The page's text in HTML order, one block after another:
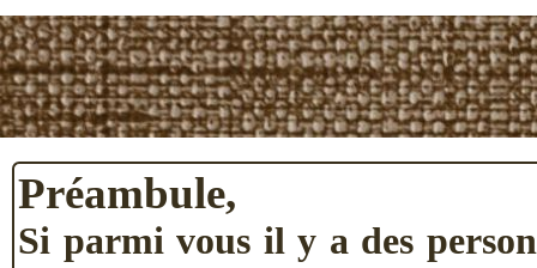
Préambule,
Si parmi vous il y a des
- Nord Ouest Argentine
- Sud Bolivie
- Nord Chili
Je vais tenir un journal
préparation de ce
Merci à celles et à
l'élaboration de ce